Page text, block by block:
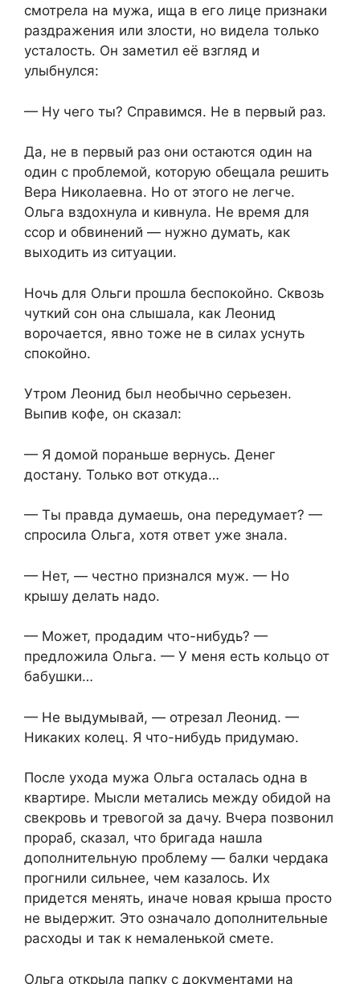
смотрела на мужа, ища в его лице признаки
раздражения или злости, но видела только
усталость. Он заметил её взгляд и
улыбнулся:
— Ну чего ты? Справимся. Не в первый раз.
Да, не в первый раз они остаются один на
один с проблемой, которую обещала решить
Вера Николаевна. Но от этого не легче.
Ольга вздохнула и кивнула. Не время для
ссор и обвинений — нужно думать, как
выходить из ситуации.
Ночь для Ольги прошла беспокойно. Сквозь
чуткий сон она слышала, как Леонид
ворочается, явно тоже не в силах уснуть
спокойно.
Утром Леонид был необычно серьезен.
Выпив кофе, он сказал:
— Я домой пораньше вернусь. Денег
достану. Только вот откуда…
— Ты правда думаешь, она передумает? —
спросила Ольга, хотя ответ уже знала.
— Нет, — честно признался муж. — Но
крышу делать надо.
— Может, продадим что-нибудь? —
предложила Ольга. — У меня есть кольцо от
бабушки…
— Не выдумывай, — отрезал Леонид. —
Никаких колец. Я что-нибудь придумаю.
После ухода мужа Ольга осталась одна в
квартире. Мысли метались между обидой на
свекровь и тревогой за дачу. Вчера позвонил
прораб, сказал, что бригада нашла
дополнительную проблему — балки чердака
прогнили сильнее, чем казалось. Их
придется менять, иначе новая крыша просто
не выдержит. Это означало дополнительные
расходы и так к немаленькой смете.
Ольга открыла папку с документами на